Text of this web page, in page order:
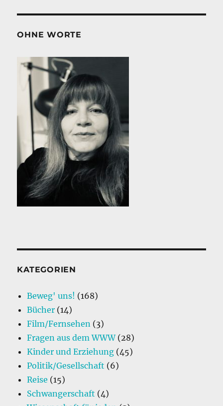
OHNE WORTE
KATEGORIEN
Beweg' uns! (168)
Bücher (14)
Film/Fernsehen (3)
Fragen aus dem WWW(28)
Kinder und Erziehung (45)
Politik/Gesellschaft (6)
Reise (15)
Schwangerschaft (4)